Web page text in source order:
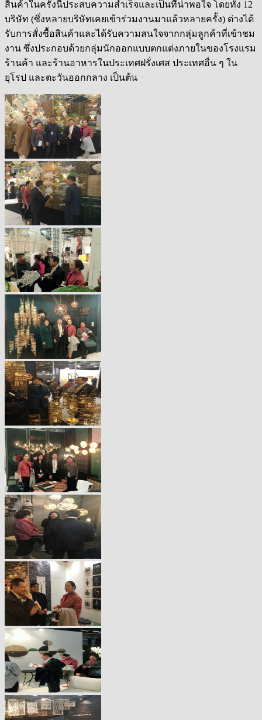
สินค้าในครั้งนี้ประสบความสำเร็จและเป็นที่น่าพอใจ โดยทั้ง 12
บริษัท (ซึ่งหลายบริษัทเคยเข้าร่วมงานมาแล้วหลายครั้ง) ต่างได้
รับการสั่งซื้อสินค้าและได้รับความสนใจจากกลุ่มลูกค้าที่เข้าชม
งาน ซึ่งประกอบด้วยกลุ่มนักออกแบบตกแต่งภายในของโรงแรม
ร้านค้า และร้านอาหารในประเทศฝรั่งเศส ประเทศอื่น ๆ ใน
ยุโรป และตะวันออกกลาง เป็นต้น